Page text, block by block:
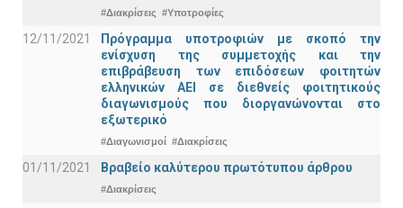
#Διακρίσεις #Υποτροφίες
12/11/2021
Πρόγραμμα υποτροφιών με σκοπό την
ενίσχυση της συμμετοχής και την
επιβράβευση των επιδόσεων φοιτητών
ελληνικών ΑΕΙ σε διεθνείς φοιτητικούς
διαγωνισμούς που διοργανώνονται στο
εξωτερικό
#Διαγωνισμοί #Διακρίσεις
01/11/2021 Bραβείο καλύτερου πρωτότυπου άρθρου
#Διακρίσεις